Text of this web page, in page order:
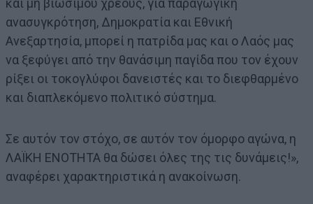
και μη βιώσιμου χρέους, για παραγωγική
ανασυγκρότηση, Δημοκρατία και Εθνική
Ανεξαρτησία, μπορεί η πατρίδα μας και ο Λαός μας
να ξεφύγει από την θανάσιμη παγίδα που τον έχουν
ρίξει οι τοκογλύφοι δανειστές και το διεφθαρμένο
και διαπλεκόμενο πολιτικό σύστημα.
Σε αυτόν τον στόχο, σε αυτόν τον όμορφο αγώνα, η
ΛΑΪΚΗ ΕΝΟΤΗΤΑ θα δώσει όλες της τις δυνάμεις!»,
αναφέρει χαρακτηριστικά η ανακοίνωση.